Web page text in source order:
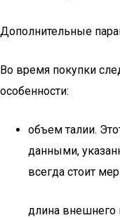
Дополнительные
Во время покупки
особенности:
объем талии.
данными,
всегда стоит
длина внешнего